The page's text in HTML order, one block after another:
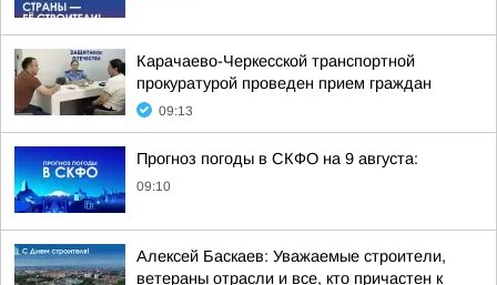
Карачаево-Черкесской транспортной
прокуратурой проведен прием граждан
09:13
Прогноз погоды в СКФО на 9 августа:
09:10
Алексей Баскаев: Уважаемые строители,
ветераны отрасли и все, кто причастен к